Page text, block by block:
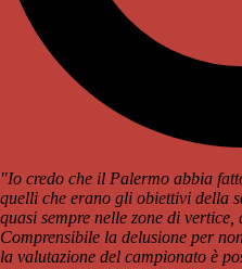
"Io credo che il Palermo abbia
quelli che erano gli obiettivi della
quasi sempre nelle zone di
Comprensibile la delusione per
la valutazione del campionato è